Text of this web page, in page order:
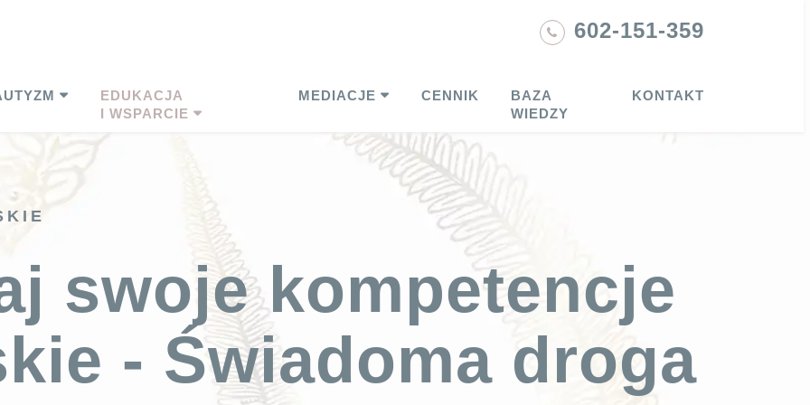
602-151-359
EDUKACJA
I WSPARCIE
MEDIACJE CENNIK
BAZA
WIEDZY
KONTAKT
swoje kompetencje
- Świadoma droga